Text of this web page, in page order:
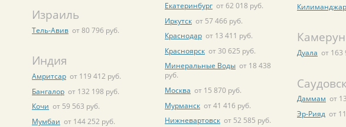
Израиль
Тель-Авив от 80 796 руб.
Индия
Амритсар от 119 412 руб.
Бангалор от 132 198 руб.
Кочи от 59 563 руб.
Мумбаи от 144 252 руб.
Екатеринбург от 62 018 руб.
Иркутск от 57 466 руб.
Краснодар от 13 411 руб.
Красноярск от 30 625 руб.
Минеральные Воды от 18 438
руб.
Москва от 15 870 руб.
Мурманск от 41 416 руб.
Нижневартовск от 52 585 руб.
Камерун
Дуала от 163
Даммам от
Эр-Рияд от